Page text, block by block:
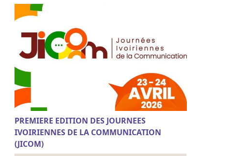
PREMIERE EDITION DES JOURNEES
IVOIRIENNES DE LA COMMUNICATION
(JICOM)